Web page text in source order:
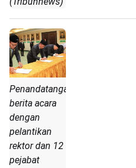
Penandatanganan
berita acara
dengan
pelantikan
rektor dan 12
pejabat